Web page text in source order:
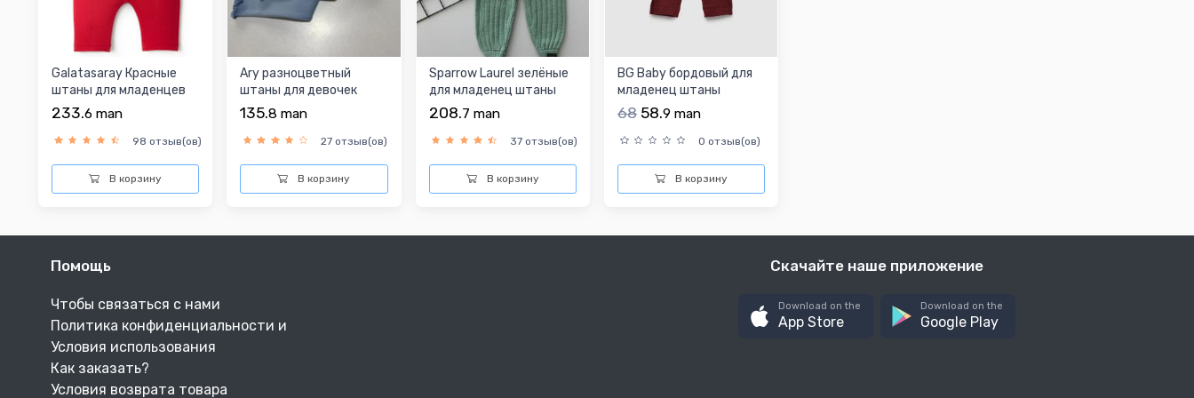
Galatasaray Красные
штаны для младенцев
233.6 man
98 отзыв(ов)
В корзину
Ary разноцветный
штаны для девочек
младенцев
135.8 man
27 отзыв(ов)
В корзину
Sparrow Laurel зелёные
для младенец штаны
208.7 man
37 отзыв(ов)
В корзину
BG Baby бордовый для
младенец штаны
68 58.9 man
0 отзыв(ов)
В корзину
Помощь
Чтобы связаться с нами
Политика конфиденциальности и
Условия использования
Как заказать?
Условия возврата товара
Скачайте наше приложение
Download on the
App Store
Download on the
Google Play